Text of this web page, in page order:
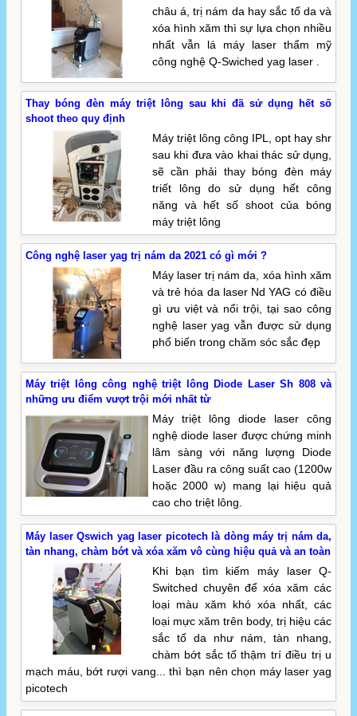
châu á, trị nám da hay sắc tố da và
xóa hình xăm thì sự lựa chọn nhiều
nhất vẫn lá máy laser thẩm mỹ
công nghệ Q-Swiched yag laser .
Thay bóng đèn máy triệt lông sau khi đã sử dụng hết số
shoot theo quy định
Máy triệt lông công IPL, opt hay shr
sau khi đưa vào khai thác sử dụng,
sẽ cần phải thay bóng đèn máy
triết lông do sử dụng hết công
năng và hết số shoot của bóng
máy triệt lông
Công nghệ laser yag trị nám da 2021 có gì mới ?
Máy laser trị nám da, xóa hình xăm
và trẻ hóa da laser Nd YAG có điều
gì ưu việt và nổi trội, tại sao công
nghệ laser yag vẫn được sử dụng
phổ biến trong chăm sóc sắc đẹp
Máy triệt lông công nghệ triệt lông Diode Laser Sh 808 và
những ưu điểm vượt trội mới nhất từ
Máy triệt lông diode laser công
nghệ diode laser được chứng minh
lâm sàng với năng lượng Diode
Laser đầu ra công suất cao (1200w
hoặc 2000 w) mang lại hiệu quả
cao cho triệt lông.
Máy laser Qswich yag laser picotech là dòng máy trị nám da,
tàn nhang, chàm bớt và xóa xăm vô cùng hiệu quả và an toàn
Khi bạn tìm kiếm máy laser Q-
Switched chuyên để xóa xăm các
loại màu xăm khó xóa nhất, các
loại mực xăm trên body, trị hiệu các
sắc tố da như nám, tàn nhang,
chàm bớt sắc tố thậm trí điều trị u
mạch máu, bớt rượi vang... thì bạn nên chọn máy laser yag
picotech